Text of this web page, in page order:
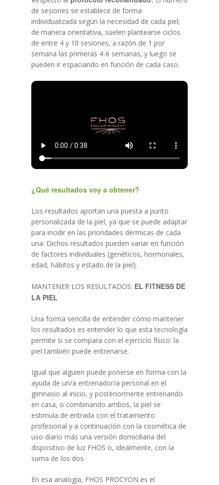
de sesiones se establece de forma
individualizada según la necesidad de cada piel;
de manera orientativa, suelen plantearse ciclos
de entre 4 y 10 sesiones, a razón de 1 por
semana las primeras 4-6 semanas, y luego se
pueden ir espaciando en función de cada caso.
¿Qué resultados voy a obtener?
Los resultados aportan una puesta a punto
personalizada de la piel, ya que se puede adaptar
para incidir en las prioridades dérmicas de cada
una. Dichos resultados pueden variar en función
de factores individuales (genéticos, hormonales,
edad, hábitos y estado de la piel).
MANTENER LOS RESULTADOS: EL FITNESS DE
LA PIEL
Una forma sencilla de entender cómo mantener
los resultados es entender lo que esta tecnología
permite si se compara con el ejercicio físico: la
piel también puede entrenarse.
Igual que alguien puede ponerse en forma con la
ayuda de un/a entrenador/a personal en el
gimnasio al inicio, y posteriormente entrenando
en casa, o combinando ambos, la piel se
estimula de entrada con el tratamiento
profesional y a continuación con la cosmética de
uso diario más una versión domiciliaria del
dispositivo de luz FHOS o, idealmente, con la
suma de los dos.
En esa analogía, FHOS PROCYON es el
Medicina Estética
Cirugía Estética
Medicina Capilar
Nutrición y
Ginecología y
La Clínica
Blog
Financiación